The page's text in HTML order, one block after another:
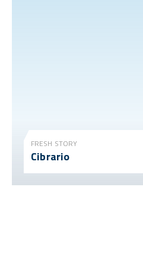
FRESH STORY
Cibrario